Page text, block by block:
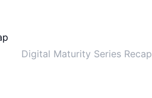
Digital Maturity Series Recap